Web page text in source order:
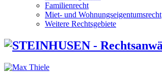
Familienrecht
Miet- und Wohnungseigentumsrecht
Weitere Rechtsgebiete